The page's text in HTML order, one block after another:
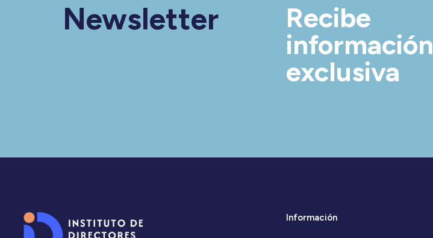
Newsletter
Recibe
información
exclusiva
Información